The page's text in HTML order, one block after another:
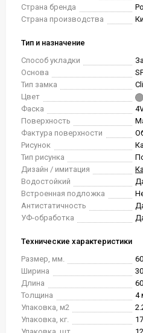
Страна бренда
Страна производства
Тип и назначение
Способ укладки
Основа
Тип замка
Цвет
Фаска
Поверхность
Фактура поверхности
Рисунок
Тип рисунка
Дизайн / имитация
Водостойкий
Встроенная подложка
Антистатичность
УФ-обработка
Технические характеристики
Размер, мм.
Ширина
Длина
Толщина
4
Упаковка, м2
Упаковка, кг.